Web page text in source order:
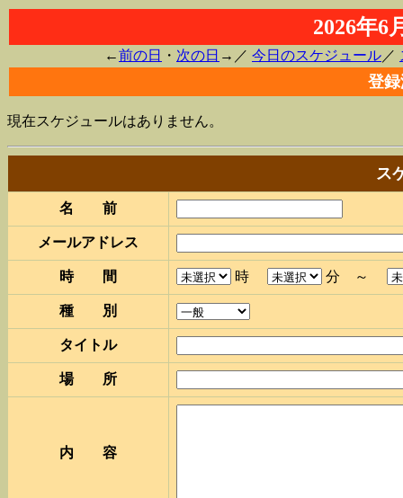
2026年
←前の日 ・ 次の日 →／ 今日のスケジュール ／
登
現在スケジュールはありません。
ス
名 前
メールアドレス
時 間 時 分 ～
種 別
タイトル
場 所
内 容